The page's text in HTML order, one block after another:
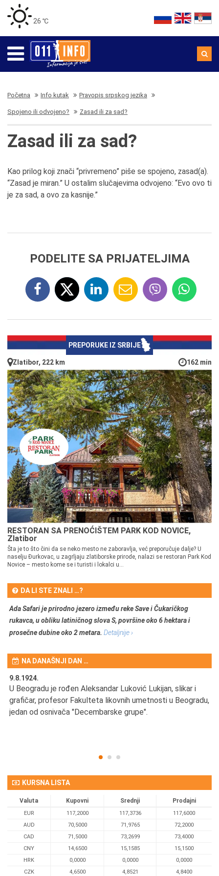
26 ℃
Početna Info kutak Pravopis srpskog jezika
Spojeno ili odvojeno? Zasad ili za sad?
Zasad ili za sad?
Kao prilog koji znači “privremeno” piše se spojeno, zasad(a).
“Zasad je miran.” U ostalim slučajevima odvojeno: “Evo ovo ti
je za sad, a ovo za kasnije.”
PODELITE SA PRIJATELJIMA
PREPORUKE IZ SRBIJE
Zlatibor, 222 km 162 min
RESTORAN SA PRENOĆIŠTEM PARK KOD NOVICE,
Zlatibor
Šta je to što čini da se neko mesto ne zaboravlja, već preporučuje dalje? U
naselju Đurkovac, u zagrljaju zlatiborske prirode, nalazi se restoran Park Kod
Novice – mesto kome se i turisti i lokalci u...
DA LI STE ZNALI …?
Ada Safari je prirodno jezero između reke Save i Čukaričkog
rukavca, u obliku latiničnog slova S, površine oko 6 hektara i
prosečne dubine oko 2 metara. Detaljnije ›
NA DANAŠNJI DAN …
9.8.1924.
U Beogradu je rođen Aleksandar Luković Lukijan, slikar i
grafičar, profesor Fakulteta likovnih umetnosti u Beogradu,
jedan od osnivača "Decembarske grupe".
KURSNA LISTA
Valuta Kupovni Srednji Prodajni
EUR 117,2000 117,3736
117,6000
AUD
70,5000 71,9765
72,2000
CAD
71,5000 73,2699
73,4000
CNY
14,6500 15,1585
15,1500
HRK
0,0000 0,0000
0,0000
CZK
4,6500 4,8521 4,8400